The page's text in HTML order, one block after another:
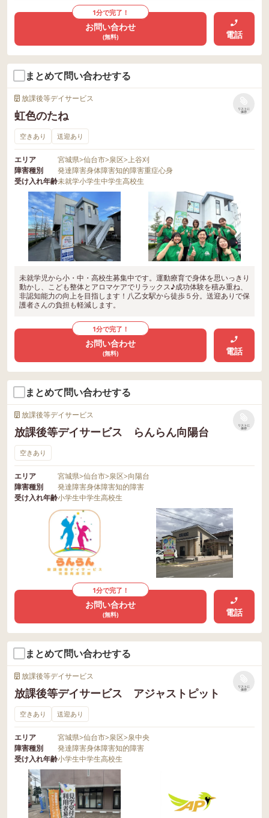
1分で完了！
お問い合わせ
(無料) 電話
まとめて問い合わせする
放課後等デイサービス
虹色のたね
リストに
保存
空きあり 送迎あり
エリア 宮城県>仙台市>泉区>上谷刈
障害種別
発達障害身体障害知的障害重症心身
受け入れ年齢未就学小学生中学生高校生
未就学児から小・中・高校生募集中です。運動療育で身体を思いっきり
動かし、こども整体とアロマケアでリラックス♪成功体験を積み重ね、
非認知能力の向上を目指します！八乙女駅から徒歩５分。送迎ありで保
護者さんの負担も軽減します。
1分で完了！
お問い合わせ
(無料) 電話
まとめて問い合わせする
放課後等デイサービス
放課後等デイサービス らんらん向陽台
リストに
保存
空きあり
エリア 宮城県>仙台市>泉区>向陽台
障害種別
発達障害身体障害知的障害
受け入れ年齢小学生中学生高校生
1分で完了！
お問い合わせ
(無料) 電話
まとめて問い合わせする
放課後等デイサービス
放課後等デイサービス アジャストピット
リストに
保存
空きあり 送迎あり
エリア 宮城県>仙台市>泉区>泉中央
障害種別
発達障害身体障害知的障害
受け入れ年齢小学生中学生高校生